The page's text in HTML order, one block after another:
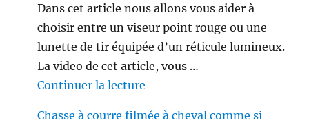
Dans cet article nous allons vous aider à
choisir entre un viseur point rouge ou une
lunette de tir équipée d’un réticule lumineux.
La video de cet article, vous …
Continuer la lecture
Chasse à courre filmée à cheval comme si